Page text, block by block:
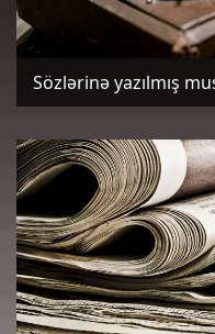
Sözlərinə yazılmış